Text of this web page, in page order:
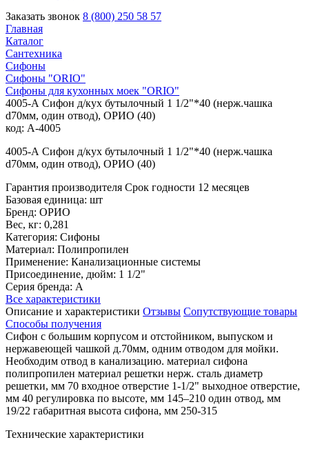
Заказать звонок 8 (800) 250 58 57
Главная
Каталог
Сантехника
Сифоны
Сифоны "ORIO"
Сифоны для кухонных моек "ORIO"
4005-А Сифон д/кух бутылочный 1 1/2"*40 (нерж.чашка
d70мм, один отвод), ОРИО (40)
код: А-4005
4005-А Сифон д/кух бутылочный 1 1/2"*40 (нерж.чашка
d70мм, один отвод), ОРИО (40)
Гарантия производителя Срок годности 12 месяцев
Базовая единица: шт
Бренд: ОРИО
Вес, кг: 0,281
Категория: Сифоны
Материал: Полипропилен
Применение: Канализационные системы
Присоединение, дюйм: 1 1/2"
Серия бренда: А
Все характеристики
Описание и характеристики Отзывы Сопутствующие товары
Способы получения
Сифон с большим корпусом и отстойником, выпуском и
нержавеющей чашкой д.70мм, одним отводом для мойки.
Необходим отвод в канализацию. материал сифона
полипропилен материал решетки нерж. сталь диаметр
решетки, мм 70 входное отверстие 1-1/2" выходное отверстие,
мм 40 регулировка по высоте, мм 145–210 один отвод, мм
19/22 габаритная высота сифона, мм 250-315
Технические характеристики